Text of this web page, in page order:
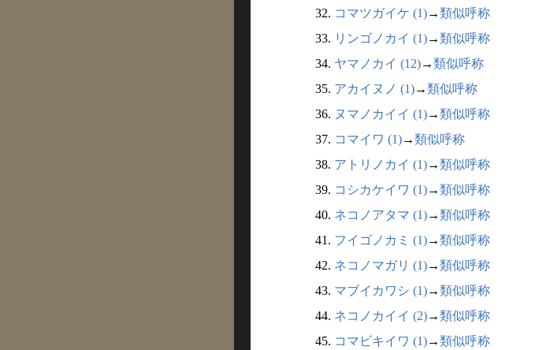
32. コマツガイケ (1)→類似呼称
33. リンゴノカイ (1)→類似呼称
34. ヤマノカイ (12)→類似呼称
35. アカイヌノ (1)→類似呼称
36. ヌマノカイイ (1)→類似呼称
37. コマイワ (1)→類似呼称
38. アトリノカイ (1)→類似呼称
39. コシカケイワ (1)→類似呼称
40. ネコノアタマ (1)→類似呼称
41. フイゴノカミ (1)→類似呼称
42. ネコノマガリ (1)→類似呼称
43. マブイカワシ (1)→類似呼称
44. ネコノカイイ (2)→類似呼称
45. コマビキイワ (1)→類似呼称